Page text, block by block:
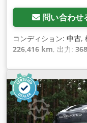
問い合わせ
コンディション: 中古,
226,416 km, 出力:
ム）, アクスル構成:
変速方式:オートマチ
シリンダー数:6, 排気
位置:左, 装備:パワー